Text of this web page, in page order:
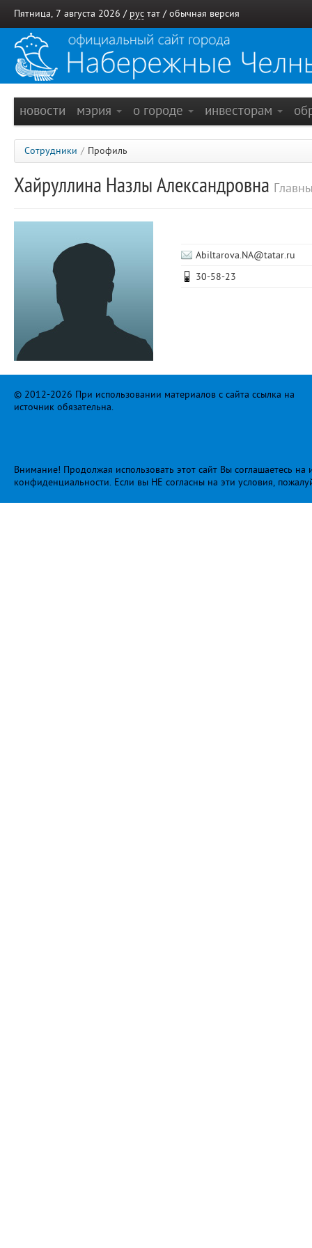
Пятница, 7 августа 2026 / рус тат / обычная версия
новости мэрия о городе инвесторам
Сотрудники / Профиль
Хайруллина Назлы Александровна
Abiltarova.NA@tatar.ru
30-58-23
© 2012-2026 При использовании материалов с сайта ссылка на
источник обязательна.
Внимание! Продолжая использовать этот сайт Вы соглашаетесь
конфиденциальности. Если вы НЕ согласны на эти условия,